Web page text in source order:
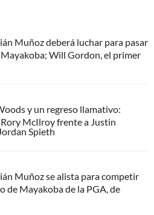
Muñoz deberá luchar para pasar
Will Gordon, el primer
y un regreso llamativo:
McIlroy frente a Justin
Spieth
Muñoz se alista para competir
de Mayakoba de la PGA, de